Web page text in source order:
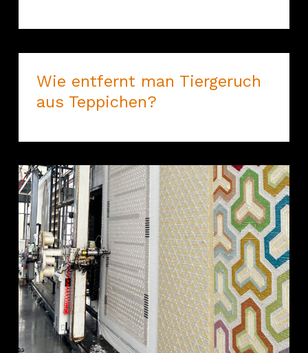
Wie entfernt man Tiergeruch
aus Teppichen?